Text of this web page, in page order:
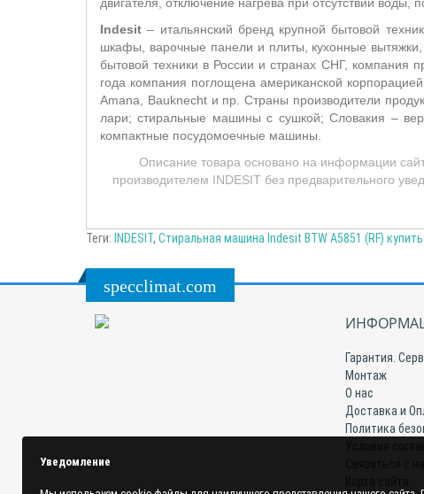
Indesit – итальянский бренд крупной бытовой
шкафы, варочные панели и плиты, кухонные
бытовой техники в России и странах СНГ, компания
года компания поглощена американской
Amana, Bauknecht и пр. Страны производители
лари; стиральные машины с сушкой; Словакия –
компактные посудомоечные машины.
Описание товара основано на информации
производителем INDESIT без предварительного
Теги: INDESIT, Стиральная машина Indesit BTW A5851 (RF)
specclimat.com
Гарантия.
Монтаж
О нас
Доставка и
Политика
Уведомление